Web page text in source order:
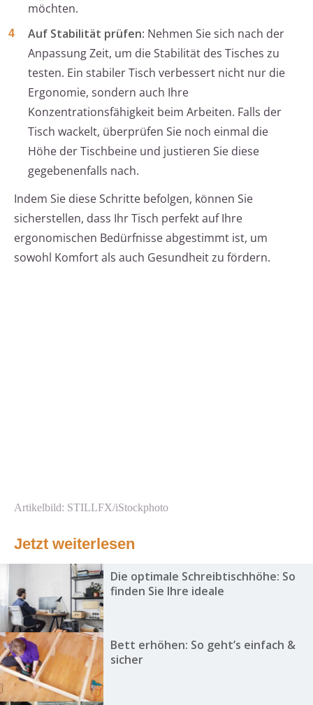
möchten.
Auf Stabilität prüfen: Nehmen Sie sich nach der
Anpassung Zeit, um die Stabilität des Tisches zu
testen. Ein stabiler Tisch verbessert nicht nur die
Ergonomie, sondern auch Ihre
Konzentrationsfähigkeit beim Arbeiten. Falls der
Tisch wackelt, überprüfen Sie noch einmal die
Höhe der Tischbeine und justieren Sie diese
gegebenenfalls nach.
Indem Sie diese Schritte befolgen, können Sie
sicherstellen, dass Ihr Tisch perfekt auf Ihre
ergonomischen Bedürfnisse abgestimmt ist, um
sowohl Komfort als auch Gesundheit zu fördern.
Artikelbild: STILLFX/iStockphoto
Jetzt weiterlesen
Die optimale Schreibtischhöhe: So
finden Sie Ihre ideale
Bett erhöhen: So geht’s einfach &
sicher